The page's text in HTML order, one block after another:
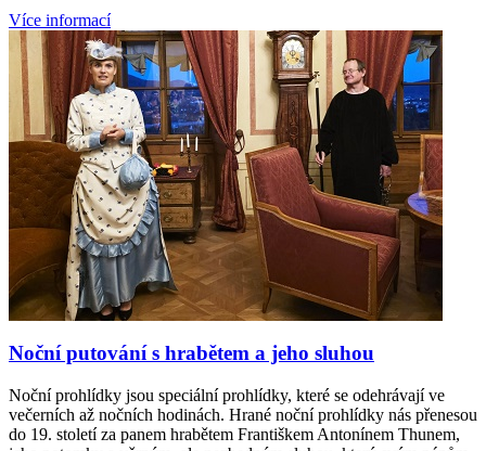
Více informací
Noční putování s hrabětem a jeho sluhou
Noční prohlídky jsou speciální prohlídky, které se odehrávají ve
večerních až nočních hodinách. Hrané noční prohlídky nás přenesou
do 19. století za panem hrabětem Františkem Antonínem Thunem,